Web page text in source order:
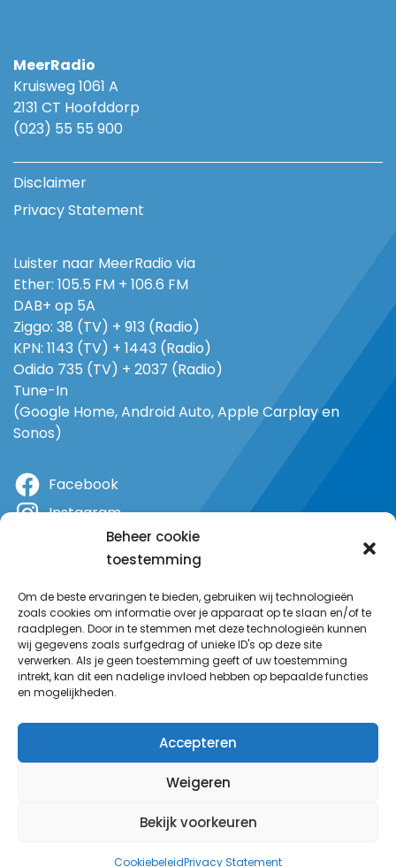
Beheer cookie
toestemming
Om de beste ervaringen te bieden, gebruiken wij technologieën
zoals cookies om informatie over je apparaat op te slaan en/of te
raadplegen. Door in te stemmen met deze technologieën kunnen
wij gegevens zoals surfgedrag of unieke ID's op deze site
verwerken. Als je geen toestemming geeft of uw toestemming
intrekt, kan dit een nadelige invloed hebben op bepaalde functies
en mogelijkheden.
Accepteren
Weigeren
Bekijk voorkeuren
CookiebeleidPrivacy Statement
MeerRadio
Kruisweg 1061 A
2131 CT Hoofddorp
(023) 55 55 900
Disclaimer
Privacy Statement
Luister naar MeerRadio via
Ether: 105.5 FM + 106.6 FM
DAB+ op 5A
Ziggo: 38 (TV) + 913 (Radio)
KPN: 1143 (TV) + 1443 (Radio)
Odido 735 (TV) + 2037 (Radio)
Tune-In
(Google Home, Android Auto, Apple Carplay en
Sonos)
Facebook
Instagram
YouTube
© MeerRadio 2025